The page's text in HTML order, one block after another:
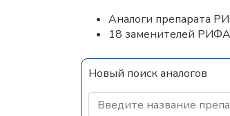
Аналоги препарата
18 заменителей
Новый поиск аналогов